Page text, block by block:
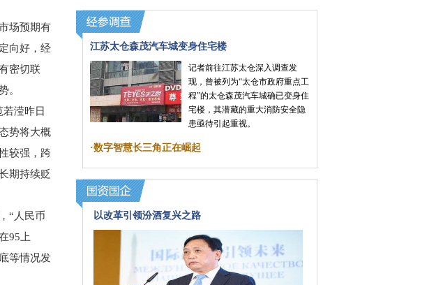
场预期有
向好，经
密切联
。
滢昨日
势将大概
较强，跨
期持续贬
“人民币
95上
等情况发
江苏太仓森茂汽车城变身住宅楼
记者前往江苏太仓深入调查发
现，曾被列为“太仓市政府重点工
程”的太仓森茂汽车城确已变身住
宅楼，其潜藏的重大消防安全隐
患亟待引起重视。
·数字智慧长三角正在崛起
以改革引领汾酒复兴之路